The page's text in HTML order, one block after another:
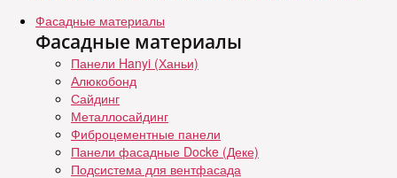
Фасадные материалы
Фасадные материалы
Панели Hanyi (Ханьи)
Алюкобонд
Сайдинг
Металлосайдинг
Фиброцементные панели
Панели фасадные Docke (Деке)
Подсистема для вентфасада